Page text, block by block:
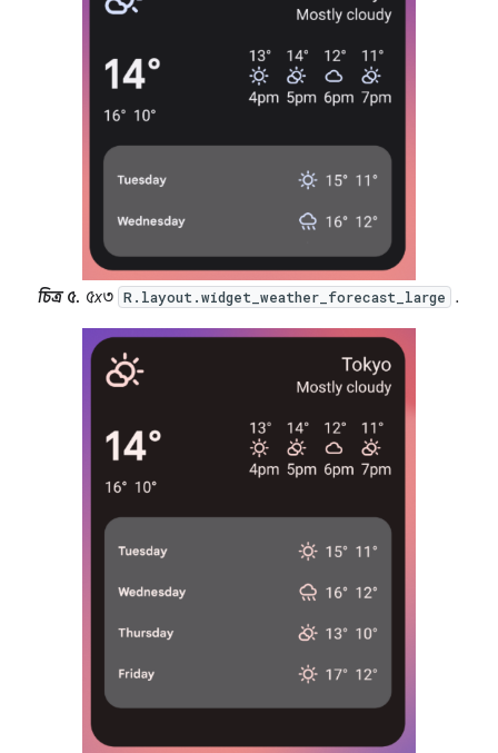
চিত্র ৫. ৫x৩ R.layout.widget_weather_forecast_large .